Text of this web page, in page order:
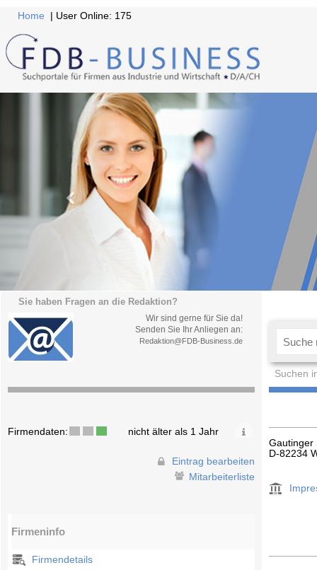
Home | User Online: 175
Sie haben Fragen an die Redaktion?
Wir sind gerne für Sie da!
Senden Sie Ihr Anliegen an:
Redaktion@FDB-Business.de
Suchen
Firmendaten: nicht älter als 1 Jahr
Eintrag bearbeiten
Mitarbeiterliste
Firmeninfo
Firmendetails
Gautinger
D-82234